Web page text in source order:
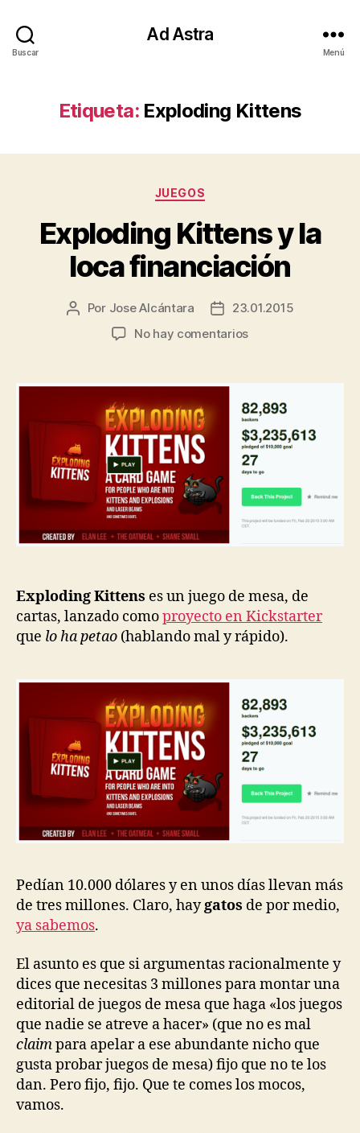
Buscar
Ad Astra
Menú
Etiqueta: Exploding Kittens
Categorías
JUEGOS
Exploding Kittens y la
loca financiación
Autor
Por Jose Alcántara
Fecha23.01.2015
No hay comentariosen
y
la
loca
financiación
Exploding Kittens es un juego de mesa, de
cartas, lanzado comoproyecto en Kickstarter
que lo ha petao (hablando mal y rápido).
Pedían 10.000 dólares y en unos días llevan más
de tres millones. Claro, haygatos de por medio,
ya sabemos.
El asunto es que si argumentas racionalmente y
dices que necesitas 3 millones para montar una
editorial de juegos de mesa que haga «los juegos
que nadie se atreve a hacer» (que no es mal
claimpara apelar a ese abundante nicho que
gusta probar juegos de mesa) fijo que no te los
dan. Pero fijo, fijo. Que te comes los mocos,
vamos.